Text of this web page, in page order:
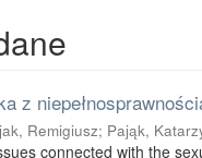
z
Remigiusz; Pająk,
connected with the